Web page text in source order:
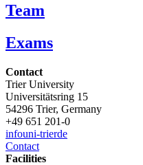
Team
Exams
Contact
Trier University
Universitätsring 15
54296 Trier, Germany
+49 651 201-0
infouni-trierde
Contact
Facilities